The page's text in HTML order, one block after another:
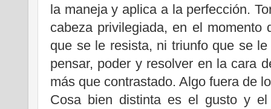
la maneja y aplica a la perfección.
cabeza privilegiada, en el momento
que se le resista, ni triunfo que se
pensar, poder y resolver en la cara
más que contrastado. Algo fuera de
Cosa bien distinta es el gusto y